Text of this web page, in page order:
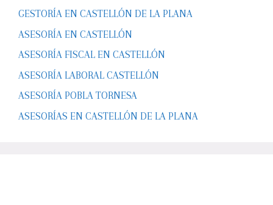
GESTORÍA EN CASTELLÓN DE LA PLANA
ASESORÍA EN CASTELLÓN
ASESORÍA FISCAL EN CASTELLÓN
ASESORÍA LABORAL CASTELLÓN
ASESORÍA POBLA TORNESA
ASESORÍAS EN CASTELLÓN DE LA PLANA